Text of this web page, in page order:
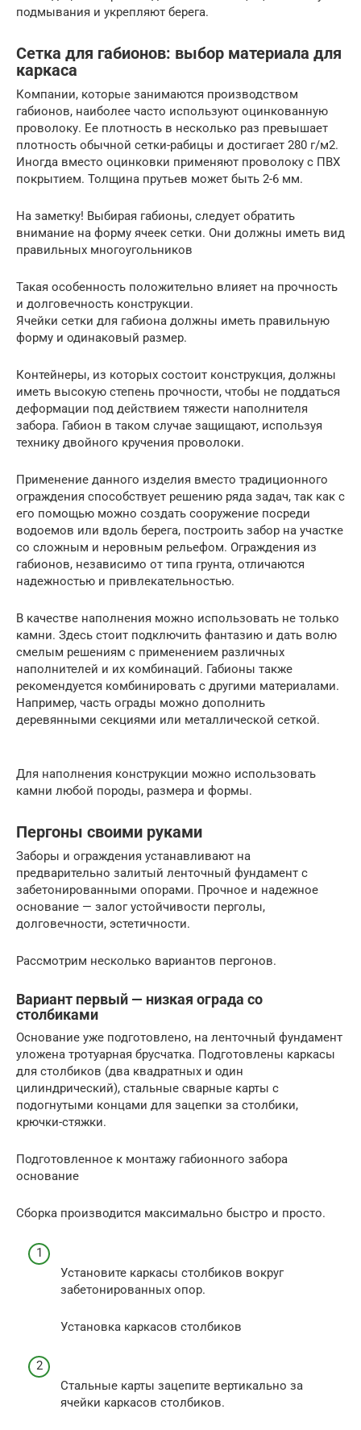
подмывания и укрепляют берега.
Сетка для габионов: выбор материала для
каркаса
Компании, которые занимаются производством
габионов, наиболее часто используют оцинкованную
проволоку. Ее плотность в несколько раз превышает
плотность обычной сетки-рабицы и достигает 280 г/м2.
Иногда вместо оцинковки применяют проволоку с ПВХ
покрытием. Толщина прутьев может быть 2-6 мм.
На заметку! Выбирая габионы, следует обратить
внимание на форму ячеек сетки. Они должны иметь вид
правильных многоугольников
Такая особенность положительно влияет на прочность
и долговечность конструкции.
Ячейки сетки для габиона должны иметь правильную
форму и одинаковый размер.
Контейнеры, из которых состоит конструкция, должны
иметь высокую степень прочности, чтобы не поддаться
деформации под действием тяжести наполнителя
забора. Габион в таком случае защищают, используя
технику двойного кручения проволоки.
Применение данного изделия вместо традиционного
ограждения способствует решению ряда задач, так как с
его помощью можно создать сооружение посреди
водоемов или вдоль берега, построить забор на участке
со сложным и неровным рельефом. Ограждения из
габионов, независимо от типа грунта, отличаются
надежностью и привлекательностью.
В качестве наполнения можно использовать не только
камни. Здесь стоит подключить фантазию и дать волю
смелым решениям с применением различных
наполнителей и их комбинаций. Габионы также
рекомендуется комбинировать с другими материалами.
Например, часть ограды можно дополнить
деревянными секциями или металлической сеткой.
Для наполнения конструкции можно использовать
камни любой породы, размера и формы.
Пергоны своими руками
Заборы и ограждения устанавливают на
предварительно залитый ленточный фундамент с
забетонированными опорами. Прочное и надежное
основание — залог устойчивости перголы,
долговечности, эстетичности.
Рассмотрим несколько вариантов пергонов.
Вариант первый — низкая ограда со
столбиками
Основание уже подготовлено, на ленточный фундамент
уложена тротуарная брусчатка. Подготовлены каркасы
для столбиков (два квадратных и один
цилиндрический), стальные сварные карты с
подогнутыми концами для зацепки за столбики,
крючки-стяжки.
Подготовленное к монтажу габионного забора
основание
Сборка производится максимально быстро и просто.
Установите каркасы столбиков вокруг
забетонированных опор.
Установка каркасов столбиков
Стальные карты зацепите вертикально за
ячейки каркасов столбиков.